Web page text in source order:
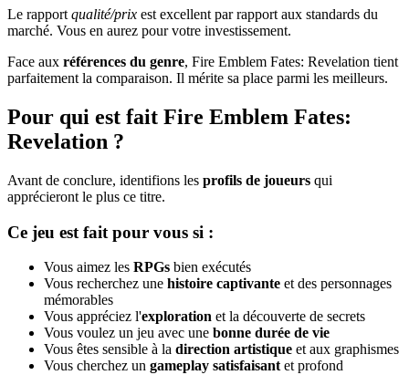
Le rapport qualité/prix est excellent par rapport aux standards du
marché. Vous en aurez pour votre investissement.
Face aux références du genre, Fire Emblem Fates: Revelation tient
parfaitement la comparaison. Il mérite sa place parmi les meilleurs.
Pour qui est fait Fire Emblem Fates:
Revelation ?
Avant de conclure, identifions les profils de joueurs qui
apprécieront le plus ce titre.
Ce jeu est fait pour vous si :
Vous aimez les RPGs bien exécutés
Vous recherchez une histoire captivante et des personnages
mémorables
Vous appréciez l'exploration et la découverte de secrets
Vous voulez un jeu avec une bonne durée de vie
Vous êtes sensible à la direction artistique et aux graphismes
Vous cherchez un gameplay satisfaisant et profond